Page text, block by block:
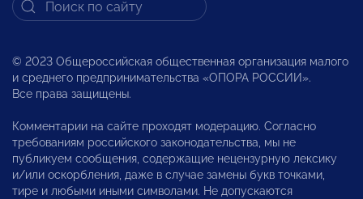
© 2023 Общероссийская общественная организация малого
и среднего предпринимательства «ОПОРА РОССИИ».
Все права защищены.
Комментарии на сайте проходят модерацию. Согласно
требованиям российского законодательства, мы не
публикуем сообщения, содержащие нецензурную лексику
и/или оскорбления, даже в случае замены букв точками,
тире и любыми иными символами. Не допускаются